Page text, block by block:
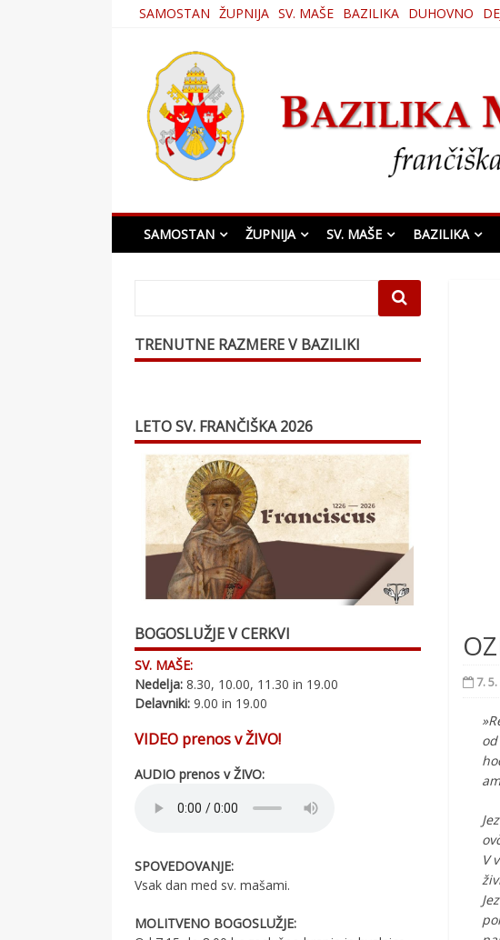
SAMOSTAN ŽUPNIJA SV. MAŠE BAZILIKA DUHOVNO
Bazilika Matere Usmiljenja
SAMOSTAN ŽUPNIJA SV. MAŠE BAZILIKA
7.
V
TRENUTNE RAZMERE V BAZILIKI
LETO SV. FRANČIŠKA 2026
BOGOSLUŽJE V CERKVI
SV. MAŠE:
Nedelja: 8.30, 10.00, 11.30 in 19.00
Delavniki: 9.00 in 19.00
VIDEO prenos v ŽIVO!
AUDIO prenos v ŽIVO:
SPOVEDOVANJE:
Vsak dan med sv. mašami.
MOLITVENO BOGOSLUŽJE: